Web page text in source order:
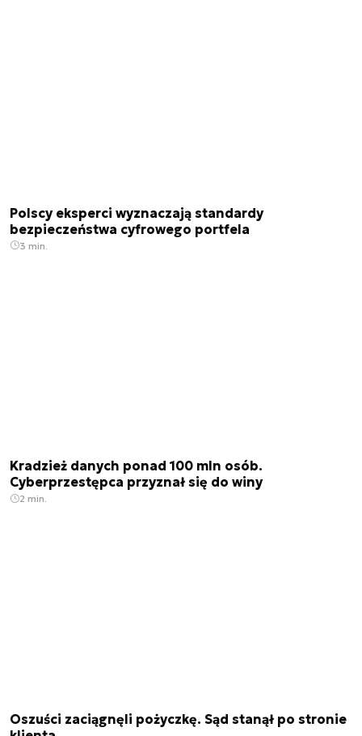
Polscy eksperci wyznaczają standardy
bezpieczeństwa cyfrowego portfela
3 min.
Kradzież danych ponad 100 mln osób.
Cyberprzestępca przyznał się do winy
2 min.
Oszuści zaciągnęli pożyczkę. Sąd stanął po stronie